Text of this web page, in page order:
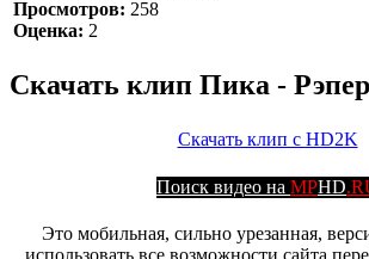
Просмотров: 258
Оценка: 2
Скачать клип Пика -
Скачать клип с HD2K
Поиск видео на MPHD
Это мобильная, сильно урезанная,